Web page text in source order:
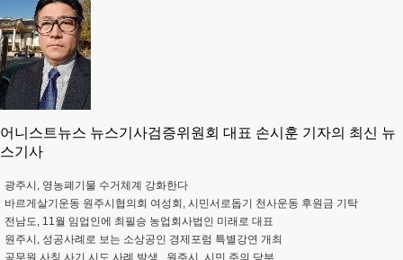
어니스트뉴스 뉴스기사검증위원회 대표 손시훈 기자의 최신 뉴
스기사
광주시, 영농폐기물 수거체계 강화한다
바르게살기운동 원주시협의회 여성회, 시민서로돕기 천사운동 후원금 기탁
전남도, 11월 임업인에 최필승 농업회사법인 미래로 대표
원주시, 성공사례로 보는 소상공인 경제포럼 특별강연 개최
공무원 사칭 사기 시도 사례 발생...원주시, 시민 주의 당부